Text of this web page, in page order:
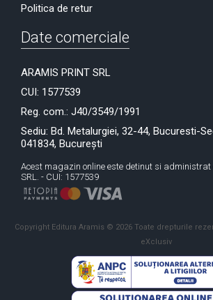
Politica de retur
Date comerciale
ARAMIS PRINT SRL
CUI: 1577539
Reg. com.: J40/3549/1991
Sediu: Bd. Metalurgiei, 32-44, Bucuresti-
041834, București
Acest magazin online este detinut si administrat
SRL. - CUI: 1577539
Copyright Editura Aramis © 2026 Toate drepturile
eXclusiv